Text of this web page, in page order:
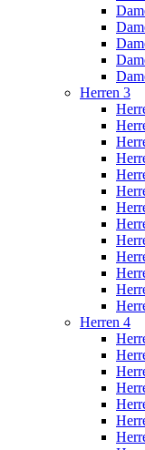
Herren 3
Herren 4